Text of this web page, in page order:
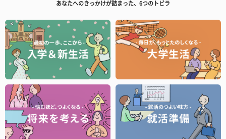
あなたへのきっかけが詰まった、6つのトビラ